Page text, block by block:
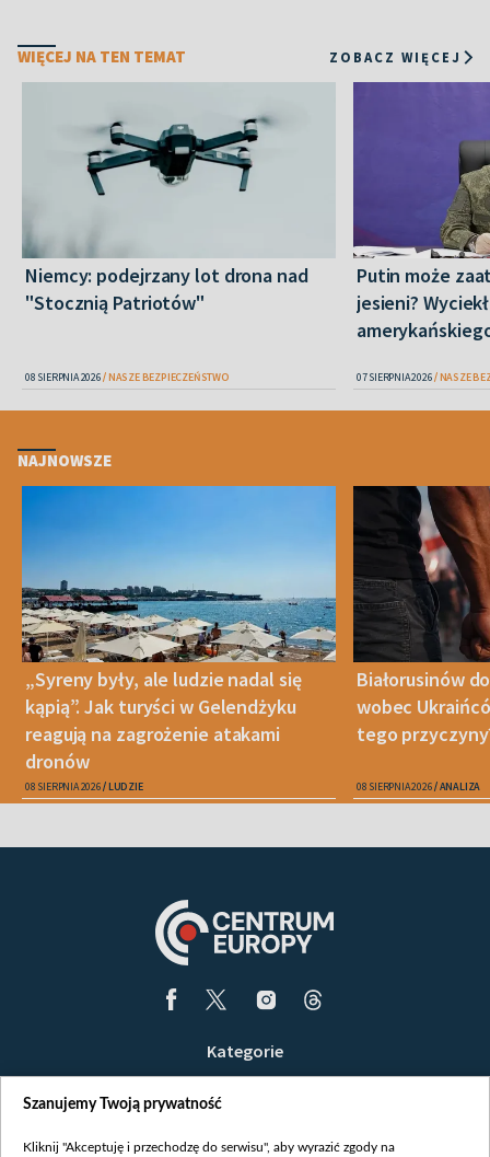
WIĘCEJ NA TEN TEMAT ZOBACZ WIĘCEJ
Niemcy: podejrzany lot drona nad
"Stocznią Patriotów"
08 SIERPNIA 2026 NASZE BEZPIECZEŃSTWO
Putin może
jesieni?
07 SIERPNIA 2026 NASZE
NAJNOWSZE
„Syreny były, ale ludzie nadal się
kąpią”. Jak turyści w Gelendżyku
reagują na zagrożenie atakami
dronów
08 SIERPNIA 2026 LUDZIE
Białorusinów
wobec
tego
08 SIERPNIA 2026 ANALIZA
Kategorie
Opinie
Szanujemy Twoją prywatność
Kliknij "Akceptuję i przechodzę do serwisu", aby wyrazić zgody na